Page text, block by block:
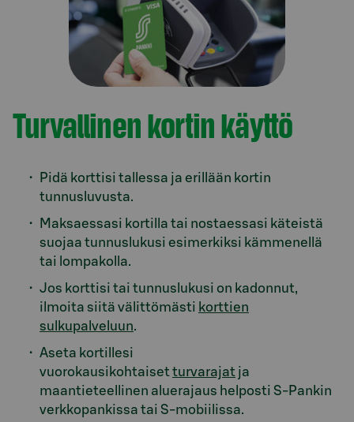
Turvallinen kortin käyttö
Pidä korttisi tallessa ja erillään kortin
tunnusluvusta.
Maksaessasi kortilla tai nostaessasi käteistä
suojaa tunnuslukusi esimerkiksi kämmenellä
tai lompakolla.
Jos korttisi tai tunnuslukusi on kadonnut,
ilmoita siitä välittömästi korttien
sulkupalveluun.
Aseta kortillesi
vuorokausikohtaiset turvarajat ja
maantieteellinen aluerajaus helposti S-Pankin
verkkopankissa tai S-mobiilissa.